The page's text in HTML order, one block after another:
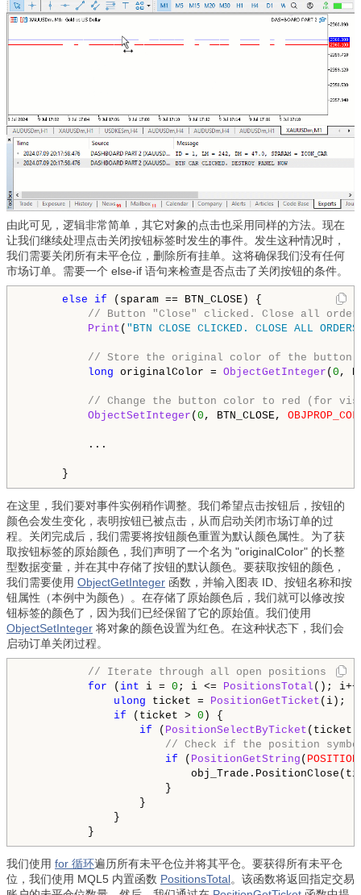
由此可见，逻辑非常简单，其它对象的点击也采用同样的方法。现在
让我们继续处理点击关闭按钮标签时发生的事件。发生这种情况时，
我们需要关闭所有未平仓位，删除所有挂单。这将确保我们没有任何
市场订单。需要一个 else-if 语句来检查是否点击了关闭按钮的条件。
else if (sparam == BTN_CLOSE) {
// Button "Close" clicked. Close all
Print ( "BTN CLOSE CLICKED. CLOSE ALL
// Store the original color of the button
long originalColor = ObjectGetInteger ( 0 ,
// Change the button color to red (for
ObjectSetInteger ( 0 , BTN_CLOSE,
...
}
在这里，我们要对事件实例稍作调整。我们希望点击按钮后，按钮的
颜色会发生变化，表明按钮已被点击，从而启动关闭市场订单的过
程。关闭完成后，我们需要将按钮颜色重置为默认颜色属性。为了获
取按钮标签的原始颜色，我们声明了一个名为 "originalColor" 的长整
型数据变量，并在其中存储了按钮的默认颜色。要获取按钮的颜色，
我们需要使用 ObjectGetInteger 函数，并输入图表 ID、按钮名称和按
钮属性（本例中为颜色）。在存储了原始颜色后，我们就可以修改按
钮标签的颜色了，因为我们已经保留了它的原始值。我们使用
ObjectSetInteger 将对象的颜色设置为红色。在这种状态下，我们会
启动订单关闭过程。
// Iterate through all open positions
for ( int i = 0 ; i <= PositionsTotal ();
ulong ticket = PositionGetTicket (i);
if (ticket > 0 ) {
if ( PositionSelectByTicket
// Check if the position
if ( PositionGetString (
}
}
}
}
我们使用 for 循环遍历所有未平仓位并将其平仓。要获得所有未平仓
位，我们使用 MQL5 内置函数 PositionsTotal。该函数将返回指定交易